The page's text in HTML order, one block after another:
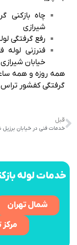
چاه بازکنی
شیرازی
رفع گرفتگی
فنرزنی لوله
خیابان شیرازی
همه روزه و همه
گرفتگی کفشور تراس
قبل
خدمات فنی در خیابان
خدمات لوله
شمال تهران
مرکز